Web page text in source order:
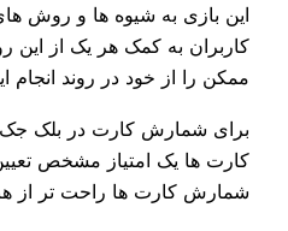
این بازی به شیوه ها و روش
کاربران به کمک هر یک از این
ممکن را از خود در روند انجام
برای شمارش کارت در بلک جک
کارت ها یک امتیاز مشخص
شمارش کارت ها راحت تر از